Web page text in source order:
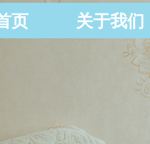
页 关于我们